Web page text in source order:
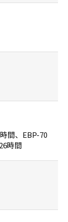
間、EBP-70
時間